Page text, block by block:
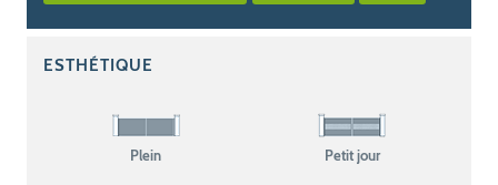
ESTHÉTIQUE
Plein Petit jour